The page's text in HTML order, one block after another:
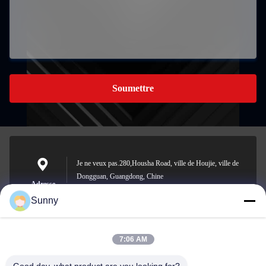
Soumettre
Adresse
Je ne veux pas.280,Housha Road, ville de Houjie, ville de
Dongguan, Guangdong, Chine
E-mail
sunny.xu@woolsche.com
Sunny
7:06 AM